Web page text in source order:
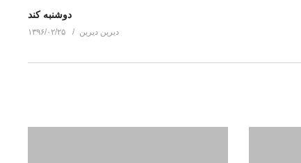
دوشنبه کند
دیرین دیرین ۱۳۹۶/۰۲/۲۵